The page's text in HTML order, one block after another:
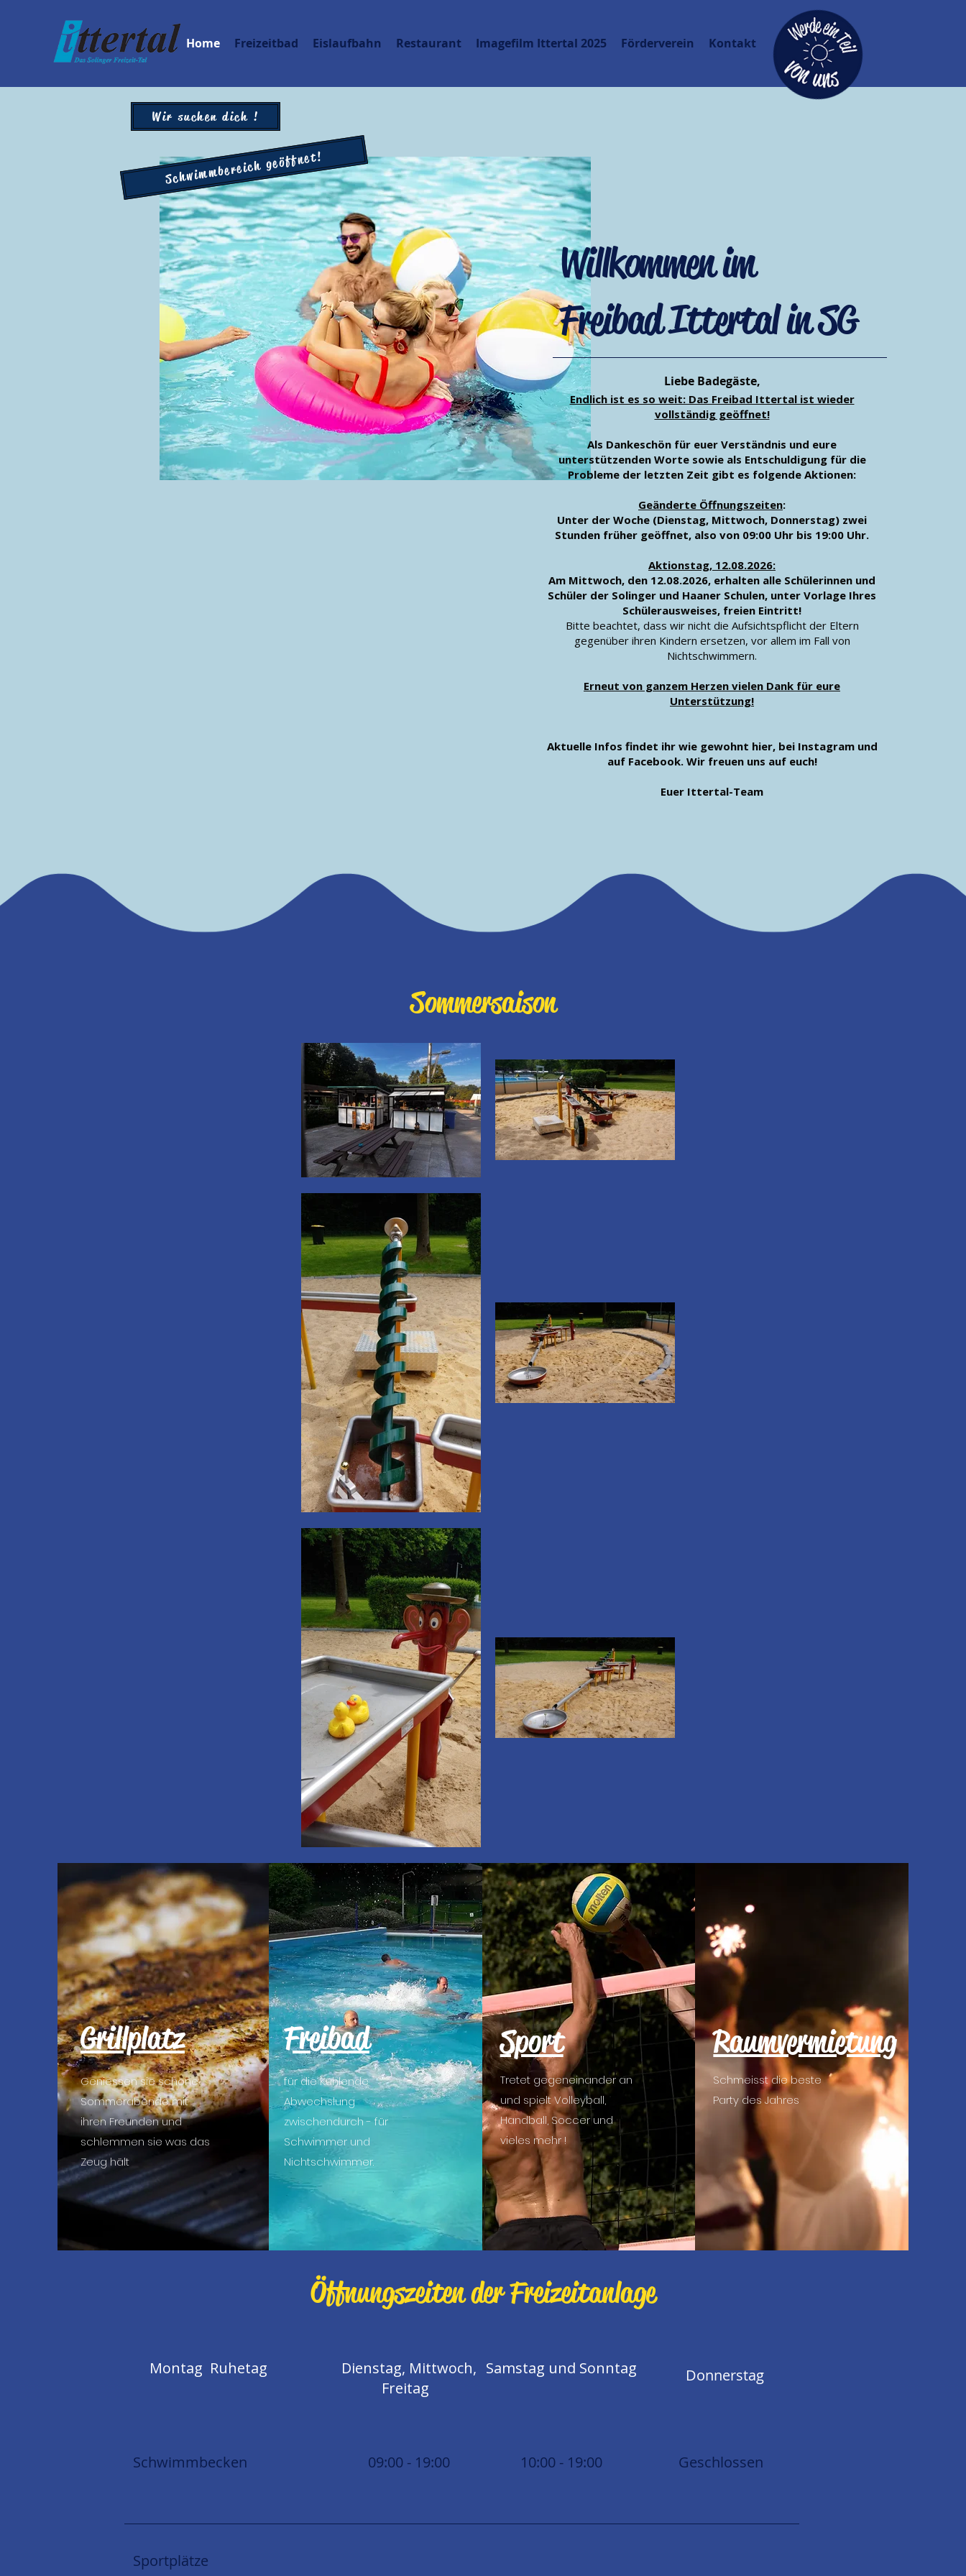
Home Freizeitbad Eislaufbahn Restaurant Imagefilm Ittertal 2025 Förderverein Kontakt
Wir suchen dich !
Willkommen im
Freibad Ittertal in SG
Liebe Badegäste,
Endlich ist es so weit: Das Freibad Ittertal ist wieder
vollständig geöffnet!
Als Dankeschön für euer Verständnis und eure
unterstützenden Worte sowie als Entschuldigung für die
Probleme der letzten Zeit gibt es folgende Aktionen:
Geänderte Öffnungszeiten:
Unter der Woche (Dienstag, Mittwoch, Donnerstag) zwei
Stunden früher geöffnet, also von 09:00 Uhr bis 19:00 Uhr.
Aktionstag, 12.08.2026:
Am Mittwoch, den 12.08.2026, erhalten alle Schülerinnen und
Schüler der Solinger und Haaner Schulen, unter Vorlage Ihres
Schülerausweises, freien Eintritt!
Bitte beachtet, dass wir nicht die Aufsichtspflicht der Eltern
gegenüber ihren Kindern ersetzen, vor allem im Fall von
Nichtschwimmern.
Erneut von ganzem Herzen vielen Dank für eure
Unterstützung!
Aktuelle Infos findet ihr wie gewohnt hier, bei Instagram und
auf Facebook. Wir freuen uns auf euch!
Euer Ittertal-Team
Schwimmbereich geöffnet!
Sommersaison
Grillplatz
Geniessen sie schöne
Sommerabende mit
ihren Freunden und
schlemmen sie was das
Zeug hält
Freibad
für die Kühlende
Abwechslung
zwischendurch - für
Schwimmer und
Nichtschwimmer.
Sport
Tretet gegeneinander an
und spielt Volleyball,
Handball, Soccer und
vieles mehr !
Raumvermietung
Schmeisst die beste
Party des Jahres
Öffnungszeiten der Freizeitanlage
Montag Ruhetag
Dienstag, Mittwoch,
Freitag
Samstag und Sonntag Donnerstag
Schwimmbecken 09:00 - 19:00 Geschlossen
Sportplätze
10:00 - 19:00